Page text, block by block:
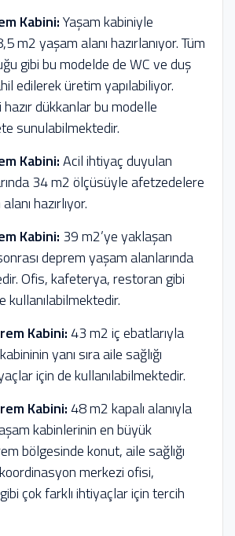
Kabini:Yaşam kabiniyle
m2 yaşam alanı hazırlanıyor. Tüm
gibi bu modelde de WC ve duş
edilerek üretim yapılabiliyor.
dükkanlar bu modelle
sunulabilmektedir.
Kabini:Acil ihtiyaç duyulan
34 m2 ölçüsüyle afetzedelere
hazırlıyor.
Kabini: 39 m2’ye yaklaşan
deprem yaşam alanlarında
Ofis, kafeterya, restoran gibi
kullanılabilmektedir.
Kabini:43 m2 iç ebatlarıyla
yanı sıra aile sağlığı
için de kullanılabilmektedir.
Kabini:48 m2 kapalı alanıyla
kabinlerinin en büyük
bölgesinde konut, aile sağlığı
merkezi ofisi,
çok farklı ihtiyaçlar için tercih